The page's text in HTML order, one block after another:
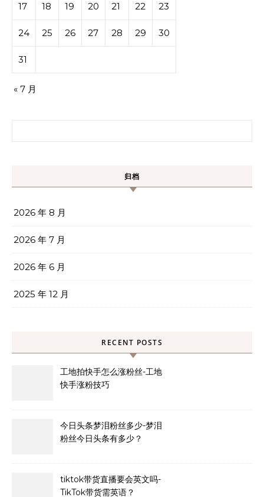
17 18 19 20 21 22 23
24 25 26 27 28 29 30
31
« 7 月
归档
2026 年 8 月
2026 年 7 月
2026 年 6 月
2025 年 12 月
RECENT POSTS
工地拍快手怎么涨粉丝-工地
快手涨粉技巧
今日头条梦泪粉丝多少-梦泪
粉丝今日头条有多少？
tiktok带货直播要会英文吗-
TikTok带货需英语？